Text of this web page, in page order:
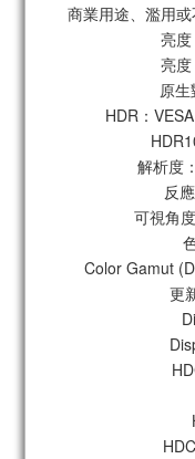
商業用途、濫用
亮
亮
原
HDR：
解析度
反
可視角
Color Gamut
更